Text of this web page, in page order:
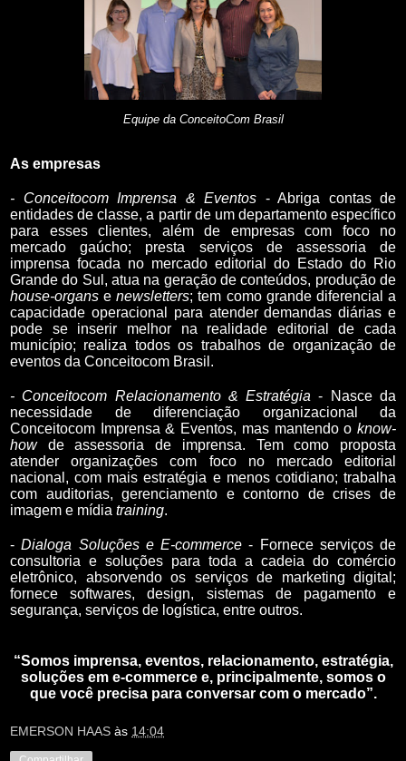
Equipe da ConceitoCom Brasil
As empresas
- Conceitocom Imprensa & Eventos - Abriga contas de
entidades de classe, a partir de um departamento específico
para esses clientes, além de empresas com foco no
mercado gaúcho; presta serviços de assessoria de
imprensa focada no mercado editorial do Estado do Rio
Grande do Sul, atua na geração de conteúdos, produção de
house-organs enewsletters; tem como grande diferencial a
capacidade operacional para atender demandas diárias e
pode se inserir melhor na realidade editorial de cada
município; realiza todos os trabalhos de organização de
eventos da Conceitocom Brasil.
- Conceitocom Relacionamento & Estratégia - Nasce da
necessidade de diferenciação organizacional da
Conceitocom Imprensa & Eventos, mas mantendo o know-
howde assessoria de imprensa. Tem como proposta
atender organizações com foco no mercado editorial
nacional, com mais estratégia e menos cotidiano; trabalha
com auditorias, gerenciamento e contorno de crises de
imagem e mídia training.
-Dialoga Soluções e E-commerce - Fornece serviços de
consultoria e soluções para toda a cadeia do comércio
eletrônico, absorvendo os serviços de marketing digital;
fornece softwares, design, sistemas de pagamento e
segurança, serviços de logística, entre outros.
“Somos imprensa, eventos, relacionamento, estratégia,
soluções em e-commerce e, principalmente, somos o
que você precisa para conversar com o mercado”.
EMERSON HAAS às 14:04